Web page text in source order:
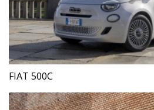
FIAT 500C